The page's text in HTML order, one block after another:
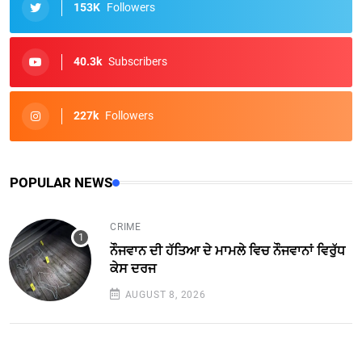
153K Followers
40.3k Subscribers
227k Followers
POPULAR NEWS
CRIME
ਨੌਜਵਾਨ ਦੀ ਹੱਤਿਆ ਦੇ ਮਾਮਲੇ ਵਿਚ ਨੌਜਵਾਨਾਂ ਵਿਰੁੱਧ
ਕੇਸ ਦਰਜ
AUGUST 8, 2026